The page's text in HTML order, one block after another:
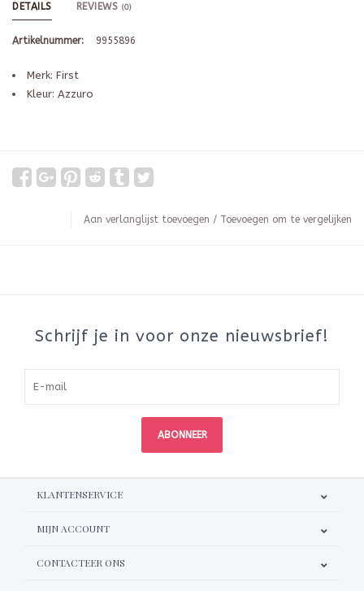
DETAILS REVIEWS (0)
Artikelnummer: 9955896
Merk: First
Kleur: Azzuro
Aan verlanglijst toevoegen / Toevoegen om te vergelijken
Schrijf je in voor onze nieuwsbrief!
ABONNEER
KLANTENSERVICE
MIJN ACCOUNT
CONTACTEER ONS